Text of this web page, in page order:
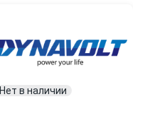
Нет в наличии